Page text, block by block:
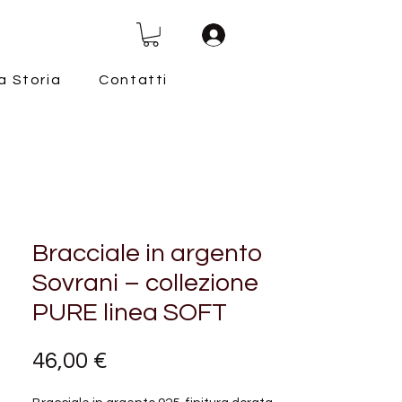
Storia Contatti
Bracciale in argento
Sovrani – collezione
PURE linea SOFT
46,00 €